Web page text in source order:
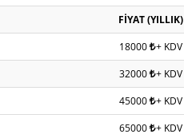
FİYAT (YILLIK)
18000 + KDV
32000 + KDV
45000 + KDV
65000 + KDV